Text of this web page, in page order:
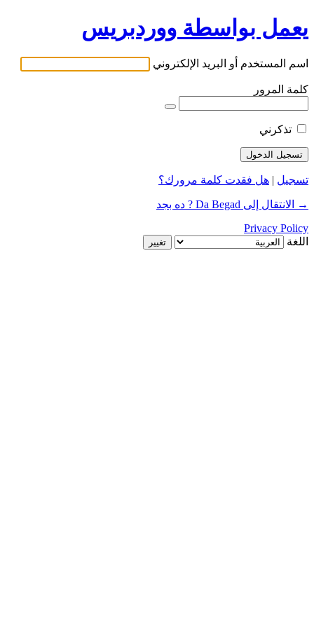
يعمل بواسطة ووردبريس
اسم المستخدم أو البريد الإلكتروني
كلمة المرور
تذكرني
تسجيل | هل فقدت كلمة مرورك؟
→ الانتقال إلى Da Begad ? ده بجد
Privacy Policy
اللغة